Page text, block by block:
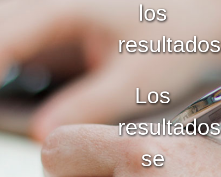
los
Los
resultados
se